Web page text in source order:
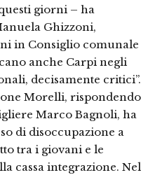
giorni – ha
Ghizzoni,
in Consiglio comunale
anche Carpi negli
decisamente critici”.
Morelli, rispondendo
Marco Bagnoli, ha
di disoccupazione a
tra i giovani e le
cassa integrazione. Nel